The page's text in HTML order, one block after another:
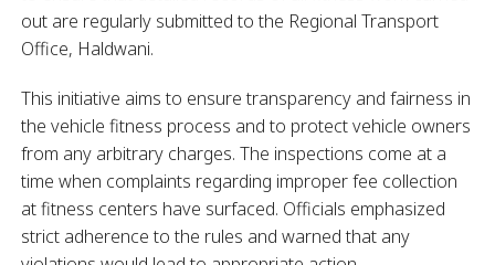
out are regularly submitted to the Regional Transport
Office, Haldwani.
This initiative aims to ensure transparency and fairness in
the vehicle fitness process and to protect vehicle owners
from any arbitrary charges. The inspections come at a
time when complaints regarding improper fee collection
at fitness centers have surfaced. Officials emphasized
strict adherence to the rules and warned that any